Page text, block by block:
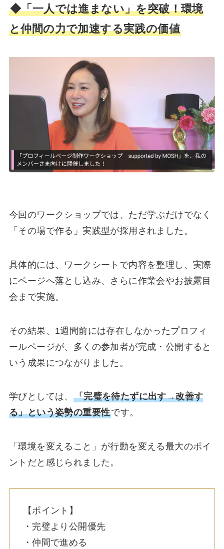
◆「一人では進まない」を突破！環境
と仲間の力で加速する実践の価値
今回のワークショップでは、ただ学ぶだけでなく
「その場で作る」実践型が採用されました。
具体的には、ワークシートで内容を整理し、実際
にページへ落とし込み、さらに作業会やお披露目
会まで実施。
その結果、1週間前には存在しなかったプロフィ
ールページが、多くの参加者が完成・公開すると
いう成果につながりました。
学びとしては、 「完璧を待たずに出す→改善す
る」という姿勢の重要性です。
「環境を変えること」が行動を変える最大のポイ
ントだと感じられました。
【ポイント】
・完璧より公開優先
・仲間で進める